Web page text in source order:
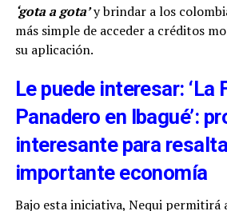
‘gota a gota’y brindar a los
más simple de acceder a créditos
su aplicación.
Le puede interesar: ‘La
Panadero en Ibagué’:
interesante para
importante economía
Bajo esta iniciativa, Nequi permitirá